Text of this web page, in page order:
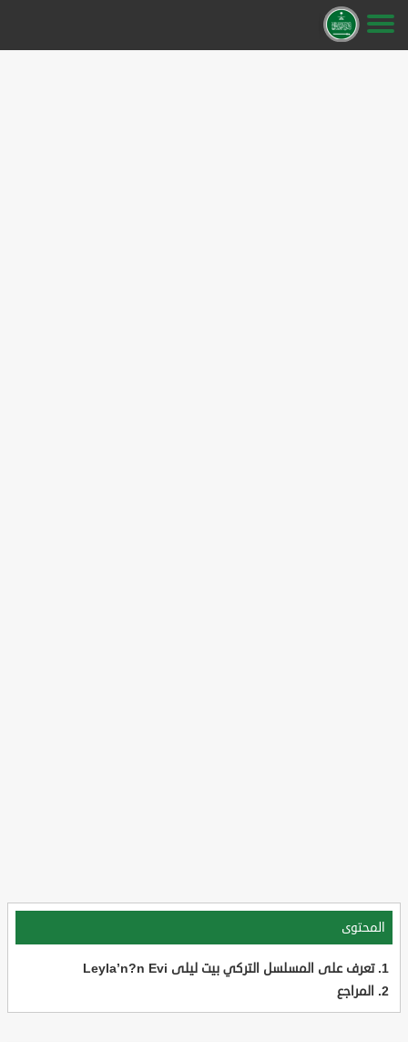
المحتوى
تعرف على المسلسل التركي بيت ليلى Leyla’n?n Evi
المراجع